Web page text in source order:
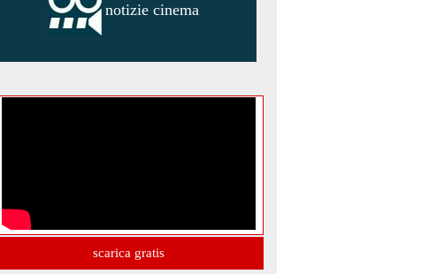
notizie cinema
scarica gratis